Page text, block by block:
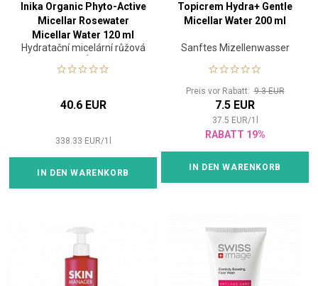
Inika Organic Phyto-Active
Micellar Rosewater
Micellar Water 120 ml
Hydratační micelární růžová
voda
40.6 EUR
338.33 EUR/1
IN DEN WARENKORB
Topicrem Hydra+ Gentle
Micellar Water 200 ml
Sanftes Mizellenwasser
Preis vor Rabatt:9.3 EUR
7.5 EUR
37.5 EUR/1
RABATT 19%
IN DEN WARENKORB